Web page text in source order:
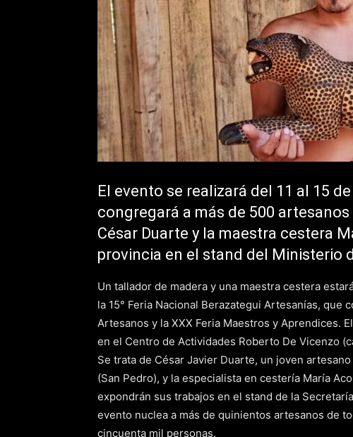
El evento se realizará del 11 al 15
congregará a más de 500
César Duarte y la maestra cestera
provincia en el stand del Ministerio
Un tallador de madera y una maestra cestera
la 15° Feria Nacional Berazategui Artesanías, que
Artesanos y la XXX Feria Maestros y Aprendices.
en el Centro de Actividades Roberto De Vicenzo
Se trata de César Javier Duarte, un joven
(San Pedro), y la especialista en cestería María
expondrán sus trabajos en el stand de la
evento nuclea a más de quinientos artesanos de
cincuenta mil personas.